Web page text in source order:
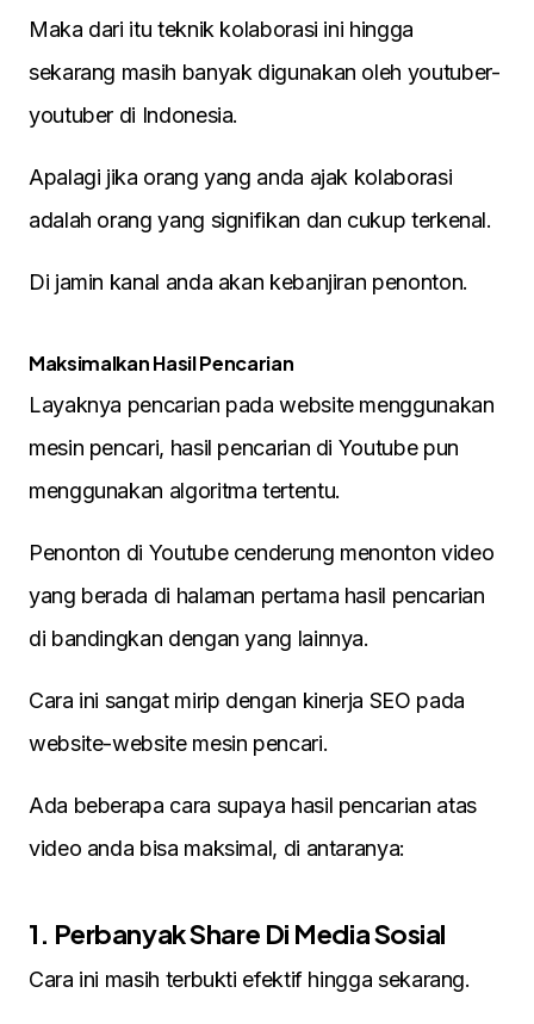
Maka dari itu teknik kolaborasi ini hingga
sekarang masih banyak digunakan oleh youtuber-
youtuber di Indonesia.
Apalagi jika orang yang anda ajak kolaborasi
adalah orang yang signifikan dan cukup terkenal.
Di jamin kanal anda akan kebanjiran penonton.
Maksimalkan Hasil Pencarian
Layaknya pencarian pada website menggunakan
mesin pencari, hasil pencarian di Youtube pun
menggunakan algoritma tertentu.
Penonton di Youtube cenderung menonton video
yang berada di halaman pertama hasil pencarian
di bandingkan dengan yang lainnya.
Cara ini sangat mirip dengan kinerja SEO pada
website-website mesin pencari.
Ada beberapa cara supaya hasil pencarian atas
video anda bisa maksimal, di antaranya:
1. Perbanyak Share Di Media Sosial
Cara ini masih terbukti efektif hingga sekarang.